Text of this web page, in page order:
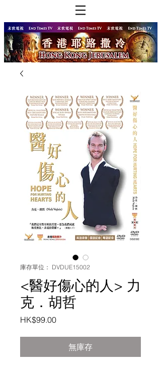
庫存單位： DVDUE15002
<醫好傷心的人> 力
克．胡哲
HK$99.00價
無庫存